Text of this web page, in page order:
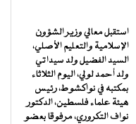
استقبل معالي وزير الشؤون
الإسلامية والتعليم الأصلي،
السيد الفضيل ولد سيداتي
ولد أحمد لولي، اليوم الثلاثاء
بمكتبه في نواكشوط، رئيس
هيئة علماء فلسطين، الدكتور
نواف التكروري، مرفوقا بعضو